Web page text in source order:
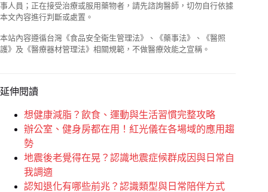
事人員；正在接受治療或服用藥物者，請先諮詢醫師，切勿自行依據
本文內容進行判斷或處置。
本站內容遵循台灣《食品安全衛生管理法》、《藥事法》、《醫照
護》及《醫療器材管理法》相關規範，不做醫療效能之宣稱。
延伸閱讀
想健康減脂？飲食、運動與生活習慣完整攻略
辦公室、健身房都在用！紅光儀在各場域的應用趨
勢
地震後老覺得在晃？認識地震症候群成因與日常自
我調適
認知退化有哪些前兆？認識類型與日常陪伴方式